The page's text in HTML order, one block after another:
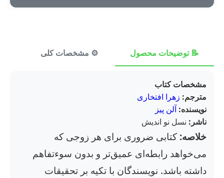
📝 توضیحات محصول ⚙️ مشخصات کلی
مشخصات کتاب
مترجم: زهرا افتخاری
نویسنده: آلن پیز
ناشر: نسل نو اندیش
خلاصه: کتابی ضروری برای هر زوجی که
می‌خواهد رابطه‌ای عمیق‌تر و بدون سوءتفاهم
داشته باشد. نویسندگان با تکیه بر تحقیقات